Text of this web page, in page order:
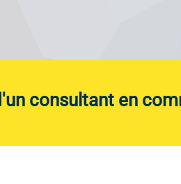
consultant en